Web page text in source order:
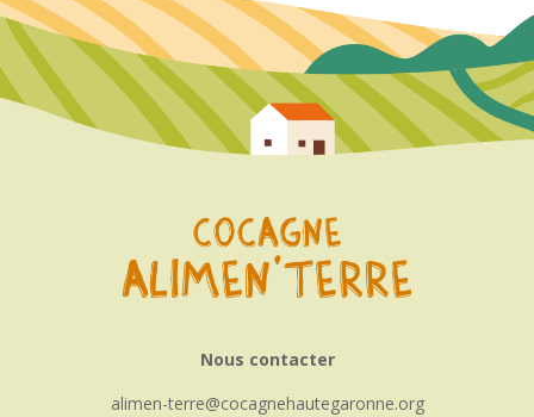
Nous contacter
alimen-terre
cocagnehautegaronne.org